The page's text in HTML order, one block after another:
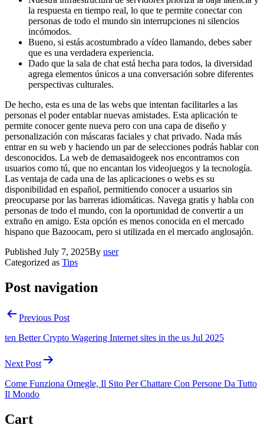
la respuesta en tiempo real, lo que te permite conectar con
personas de todo el mundo sin interrupciones ni silencios
incómodos.
Bueno, si estás acostumbrado a vídeo llamando, debes saber
que es una verdadera experiencia.
Dado que la sala de chat está hecha para todos, la diversidad
agrega elementos únicos a una conversación sobre diferentes
perspectivas culturales.
De hecho, esta es una de las webs que intentan facilitarles a las
personas el poder entablar nuevas amistades. Esta aplicación te
permite conocer gente nueva pero con una capa de diseño y
personalización con máscaras faciales y chat privado. Nada más
entrar en su web y haciendo un par de selecciones podrás hablar con
desconocidos. La web de demasaidogeek nos encontramos con
usuarios como tú, que no encantan los videojuegos y la tecnología.
Las ventaja de cada una de las aplicaciones o webs es su
disponibilidad en español, permitiendo conocer a usuarios sin
preocuparse por las barreras idiomáticas. Navega gratis y habla con
personas de todo el mundo, con la oportunidad de convertir a un
extraño en amigo. Esta opción es menos conocida en el mercado
hispano que Bazoocam, pero si utilizada en el mercado anglosajón.
Published July 7, 2025By user
Categorized as Tips
Post navigation
Previous Post
ten Better Crypto Wagering Internet sites in the us Jul 2025
Next Post
Come Funziona Omegle, Il Sito Per Chattare Con Persone Da Tutto
Il Mondo
Cart